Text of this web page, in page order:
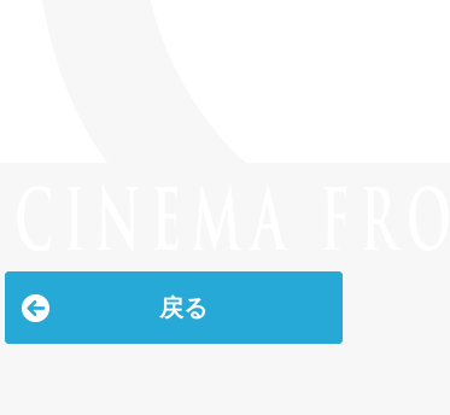
戻る